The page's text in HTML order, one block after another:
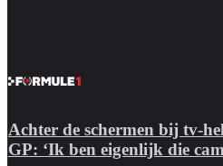
Achter de schermen bij tv-
GP: ‘Ik ben eigenlijk die